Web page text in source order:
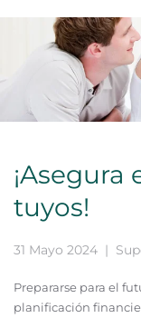
¡Asegura
tuyos!
31 Mayo 2024 |
Prepararse para el
planificación